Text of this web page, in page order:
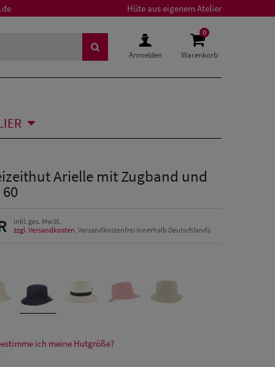
Hüte aus eigenem Atelier
Anmelden
0
Warenkorb
Arielle mit Zugband und
inkl. ges. MwSt.
zzgl. Versandkosten, Versandkostenfrei innerhalb Deutschlands
ich meine Hutgröße?